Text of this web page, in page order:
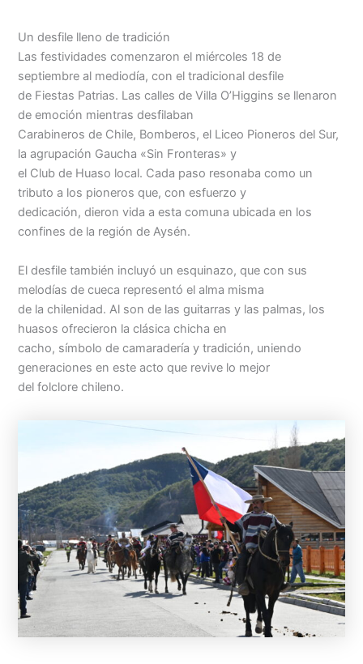
Un desfile lleno de tradición
Las festividades comenzaron el miércoles 18 de
septiembre al mediodía, con el tradicional desfile
de Fiestas Patrias. Las calles de Villa O’Higgins se llenaron
de emoción mientras desfilaban
Carabineros de Chile, Bomberos, el Liceo Pioneros del Sur,
la agrupación Gaucha «Sin Fronteras» y
el Club de Huaso local. Cada paso resonaba como un
tributo a los pioneros que, con esfuerzo y
dedicación, dieron vida a esta comuna ubicada en los
confines de la región de Aysén.
El desfile también incluyó un esquinazo, que con sus
melodías de cueca representó el alma misma
de la chilenidad. Al son de las guitarras y las palmas, los
huasos ofrecieron la clásica chicha en
cacho, símbolo de camaradería y tradición, uniendo
generaciones en este acto que revive lo mejor
del folclore chileno.